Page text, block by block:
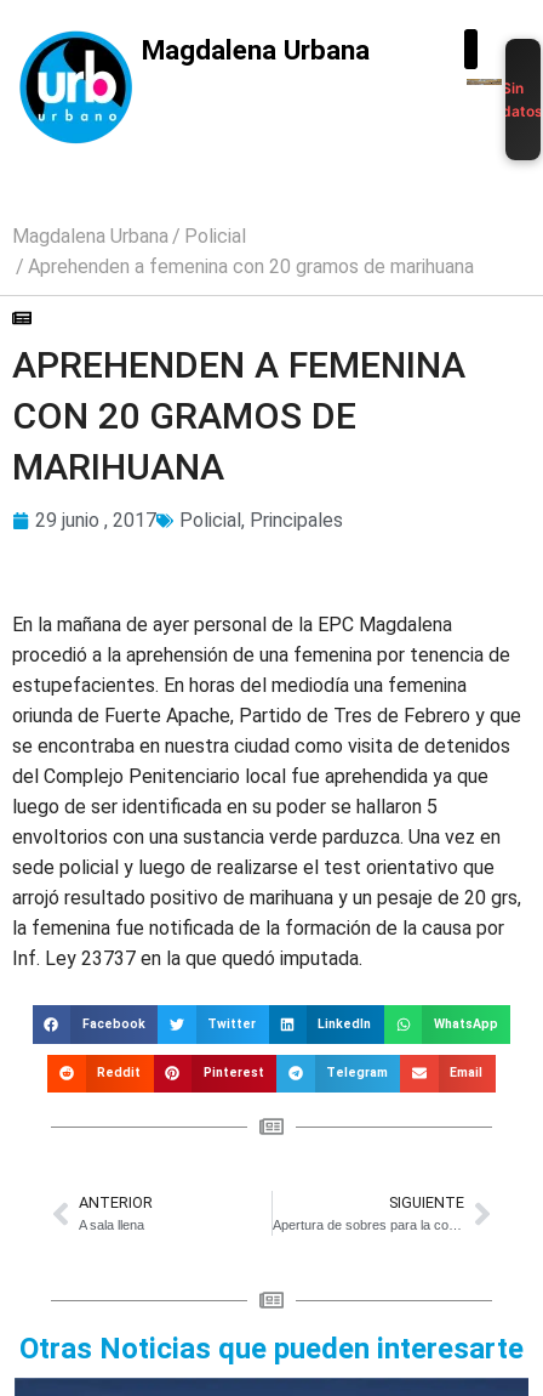
Magdalena Urbana
Sin
datos
Magdalena Urbana
Policial
Aprehenden a femenina con 20 gramos de marihuana
APREHENDEN A FEMENINA
CON 20 GRAMOS DE
MARIHUANA
29 junio , 2017 Policial, Principales
En la mañana de ayer personal de la EPC Magdalena
procedió a la aprehensión de una femenina por tenencia de
estupefacientes. En horas del mediodía una femenina
oriunda de Fuerte Apache, Partido de Tres de Febrero y que
se encontraba en nuestra ciudad como visita de detenidos
del Complejo Penitenciario local fue aprehendida ya que
luego de ser identificada en su poder se hallaron 5
envoltorios con una sustancia verde parduzca. Una vez en
sede policial y luego de realizarse el test orientativo que
arrojó resultado positivo de marihuana y un pesaje de 20 grs,
la femenina fue notificada de la formación de la causa por
Inf. Ley 23737 en la que quedó imputada.
Facebook Twitter LinkedIn WhatsApp
Reddit Pinterest Telegram Email
ANTERIOR
A sala llena
SIGUIENTE
Apertura de sobres para la construcción del puente de Atalaya
Otras Noticias que pueden interesarte